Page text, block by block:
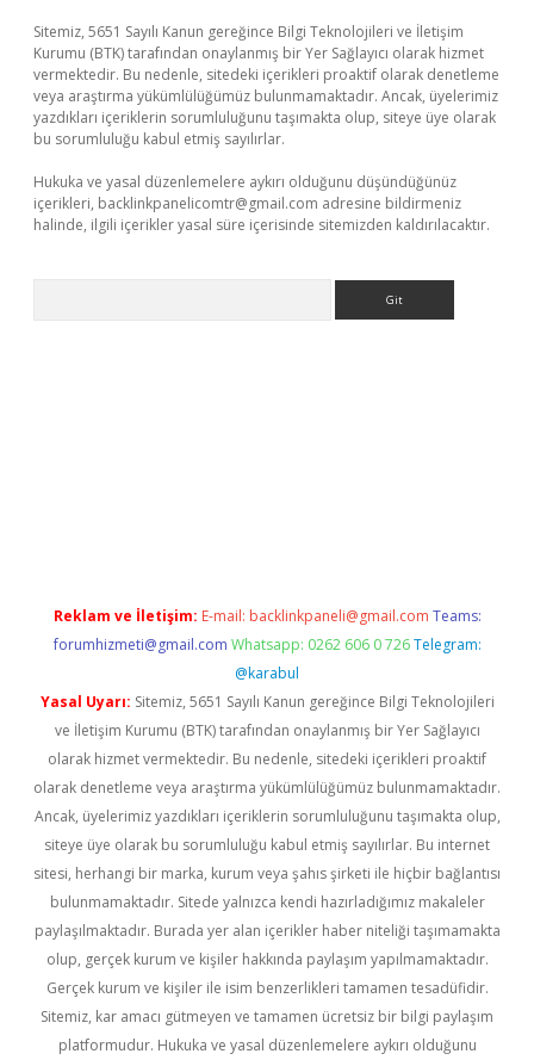
Sitemiz, 5651 Sayılı Kanun gereğince Bilgi Teknolojileri ve İletişim
Kurumu (BTK) tarafından onaylanmış bir Yer Sağlayıcı olarak hizmet
vermektedir. Bu nedenle, sitedeki içerikleri proaktif olarak denetleme
veya araştırma yükümlülüğümüz bulunmamaktadır. Ancak, üyelerimiz
yazdıkları içeriklerin sorumluluğunu taşımakta olup, siteye üye olarak
bu sorumluluğu kabul etmiş sayılırlar.
Hukuka ve yasal düzenlemelere aykırı olduğunu düşündüğünüz
içerikleri, backlinkpanelicomtr@gmail.com adresine bildirmeniz
halinde, ilgili içerikler yasal süre içerisinde sitemizden kaldırılacaktır.
Reklam ve İletişim: E-mail: backlinkpaneli@gmail.com Teams:
forumhizmeti@gmail.com Whatsapp: 0262 606 0 726 Telegram:
@karabul
Yasal Uyarı: Sitemiz, 5651 Sayılı Kanun gereğince Bilgi Teknolojileri
ve İletişim Kurumu (BTK) tarafından onaylanmış bir Yer Sağlayıcı
olarak hizmet vermektedir. Bu nedenle, sitedeki içerikleri proaktif
olarak denetleme veya araştırma yükümlülüğümüz bulunmamaktadır.
Ancak, üyelerimiz yazdıkları içeriklerin sorumluluğunu taşımakta olup,
siteye üye olarak bu sorumluluğu kabul etmiş sayılırlar. Bu internet
sitesi, herhangi bir marka, kurum veya şahıs şirketi ile hiçbir bağlantısı
bulunmamaktadır. Sitede yalnızca kendi hazırladığımız makaleler
paylaşılmaktadır. Burada yer alan içerikler haber niteliği taşımamakta
olup, gerçek kurum ve kişiler hakkında paylaşım yapılmamaktadır.
Gerçek kurum ve kişiler ile isim benzerlikleri tamamen tesadüfidir.
Sitemiz, kar amacı gütmeyen ve tamamen ücretsiz bir bilgi paylaşım
platformudur. Hukuka ve yasal düzenlemelere aykırı olduğunu